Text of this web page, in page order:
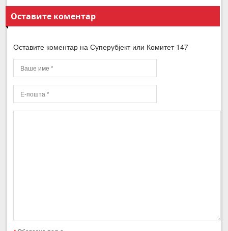
Оставите коментар
Оставите коментар на Суперубјект или Комитет 147